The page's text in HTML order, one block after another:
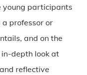
young participants
professor or
and on the
in-depth look at
reflective